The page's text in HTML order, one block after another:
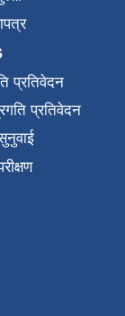
प्रतिवेदन
प्रतिवेदन